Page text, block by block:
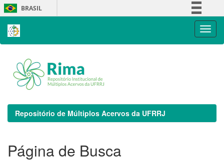
Skip
navigation
BRASIL
Repositório de Múltiplos Acervos da UFRRJ
Página de Busca